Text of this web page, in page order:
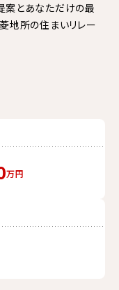
案とあなただけの最
地所の住まいリレー
万円